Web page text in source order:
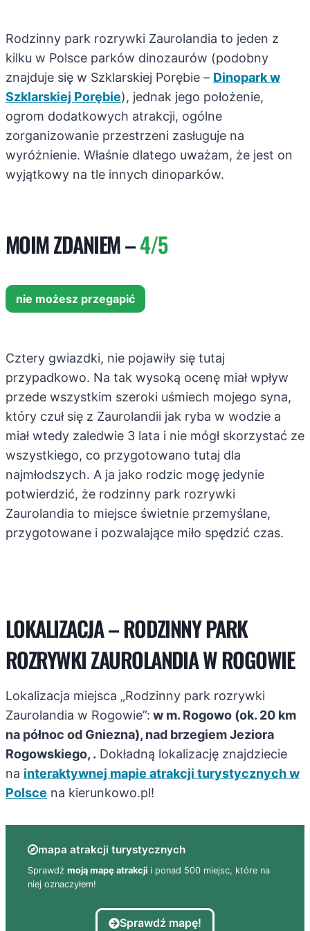
Rodzinny park rozrywki Zaurolandia to jeden z
kilku w Polsce parków dinozaurów (podobny
znajduje się w Szklarskiej Porębie – Dinopark w
Szklarskiej Porębie), jednak jego położenie,
ogrom dodatkowych atrakcji, ogólne
zorganizowanie przestrzeni zasługuje na
wyróżnienie. Właśnie dlatego uważam, że jest on
wyjątkowy na tle innych dinoparków.
MOIM ZDANIEM –4/5
nie możesz przegapić
Cztery gwiazdki, nie pojawiły się tutaj
przypadkowo. Na tak wysoką ocenę miał wpływ
przede wszystkim szeroki uśmiech mojego syna,
który czuł się z Zaurolandii jak ryba w wodzie a
miał wtedy zaledwie 3 lata i nie mógł skorzystać ze
wszystkiego, co przygotowano tutaj dla
najmłodszych. A ja jako rodzic mogę jedynie
potwierdzić, że rodzinny park rozrywki
Zaurolandia to miejsce świetnie przemyślane,
przygotowane i pozwalające miło spędzić czas.
LOKALIZACJA – RODZINNY PARK
ROZRYWKI ZAUROLANDIA W ROGOWIE
Lokalizacja miejsca „Rodzinny park rozrywki
Zaurolandia w Rogowie”: w m. Rogowo (ok. 20 km
na północ od Gniezna), nad brzegiem Jeziora
Rogowskiego, . Dokładną lokalizację znajdziecie
na interaktywnej mapie atrakcji turystycznych w
Polsce na kierunkowo.pl!
mapa atrakcji turystycznych
Sprawdź moją mapę atrakcji i ponad 500 miejsc, które na
niej oznaczyłem!
Sprawdź mapę!